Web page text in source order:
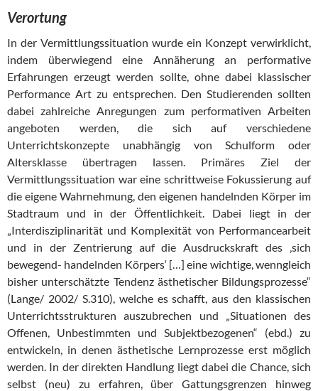
Verortung
In der Vermittlungssituation wurde ein Konzept verwirklicht,
indem überwiegend eine Annäherung an performative
Erfahrungen erzeugt werden sollte, ohne dabei klassischer
Performance Art zu entsprechen. Den Studierenden sollten
dabei zahlreiche Anregungen zum performativen Arbeiten
angeboten werden, die sich auf verschiedene
Unterrichtskonzepte unabhängig von Schulform oder
Altersklasse übertragen lassen. Primäres Ziel der
Vermittlungssituation war eine schrittweise Fokussierung auf
die eigene Wahrnehmung, den eigenen handelnden Körper im
Stadtraum und in der Öffentlichkeit. Dabei liegt in der
„Interdisziplinarität und Komplexität von Performancearbeit
und in der Zentrierung auf die Ausdruckskraft des ‚sich
bewegend- handelnden Körpers‘ […] eine wichtige, wenngleich
bisher unterschätzte Tendenz ästhetischer Bildungsprozesse“
(Lange/ 2002/ S.310), welche es schafft, aus den klassischen
Unterrichtsstrukturen auszubrechen und „Situationen des
Offenen, Unbestimmten und Subjektbezogenen“ (ebd.) zu
entwickeln, in denen ästhetische Lernprozesse erst möglich
werden. In der direkten Handlung liegt dabei die Chance, sich
selbst (neu) zu erfahren, über Gattungsgrenzen hinweg